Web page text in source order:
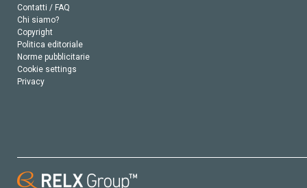
Contatti / FAQ
Chi siamo?
Copyright
Politica editoriale
Norme pubblicitarie
Cookie settings
Privacy